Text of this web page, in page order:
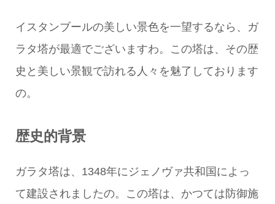
イスタンブールの美しい景色を一望するなら、ガ
ラタ塔が最適でございますわ。この塔は、その歴
史と美しい景観で訪れる人々を魅了しております
の。
歴史的背景
ガラタ塔は、1348年にジェノヴァ共和国によっ
て建設されましたの。この塔は、かつては防御施